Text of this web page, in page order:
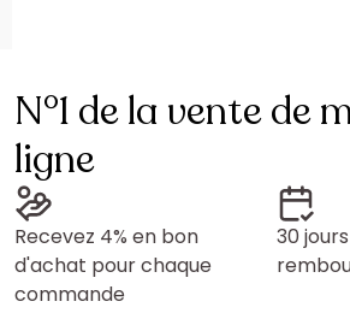
N°1 de la vente de
ligne
Recevez 4% en bon
d'achat pour chaque
commande
30